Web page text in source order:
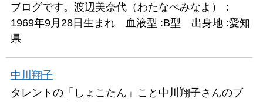
ブログです。渡辺美奈代（わたなべみなよ）：
1969年9月28日生まれ 血液型 :B型 出身地 :愛知
県
中川翔子
タレントの「しょこたん」こと中川翔子さんのブ